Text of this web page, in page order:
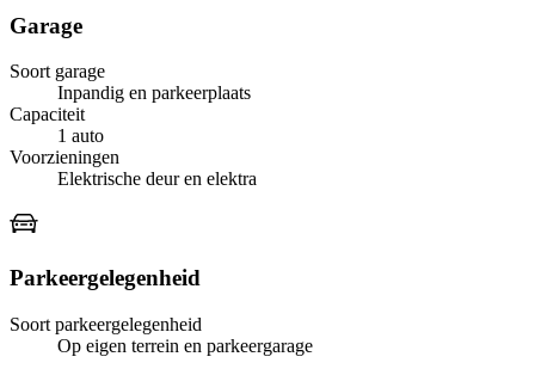
Garage
Soort garage
Inpandig en parkeerplaats
Capaciteit
1 auto
Voorzieningen
Elektrische deur en elektra
Parkeergelegenheid
Soort parkeergelegenheid
Op eigen terrein en parkeergarage